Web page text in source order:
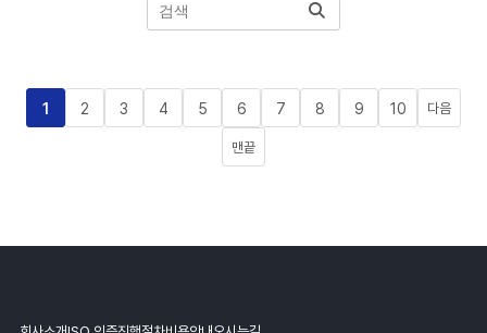
1 2 3 4 5 6 7 8 9 10 다음
맨끝